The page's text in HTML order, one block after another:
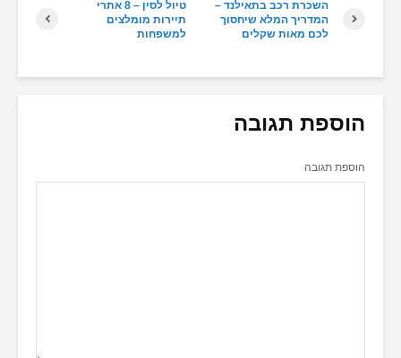
טיול לסין – 8 אתרי
תיירות מומלצים
למשפחות
השכרת רכב בתאילנד –
המדריך המלא שיחסוך
לכם מאות שקלים
הוספת תגובה
הוספת תגובה